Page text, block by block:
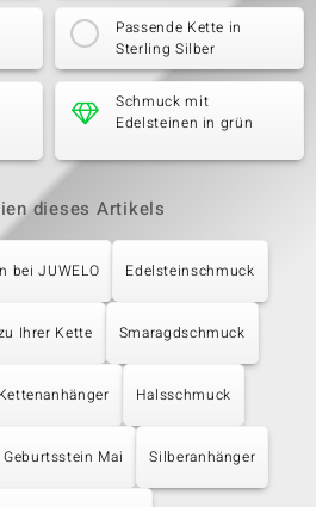
Passende Kette in
Sterling Silber
Schmuck mit
Edelsteinen in grün
dieses Artikels
bei JUWELO Edelsteinschmuck
Ihrer Kette Smaragdschmuck
Kettenanhänger Halsschmuck
Geburtsstein Mai Silberanhänger